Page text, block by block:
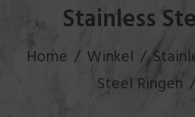
Stainless
Home Winkel
Steel Ringen